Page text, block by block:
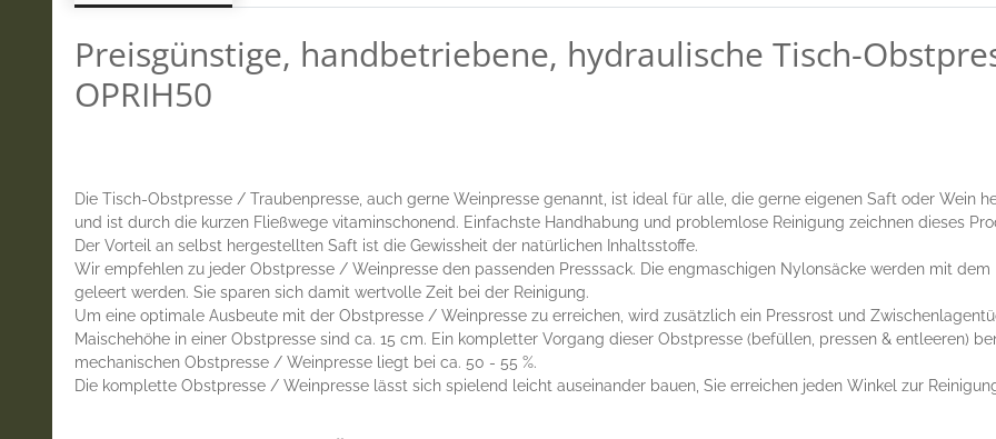
Preisgünstige, handbetriebene, hydraulische Tisch-
OPRIH50
Die Tisch-Obstpresse / Traubenpresse, auch gerne Weinpresse genannt, ist ideal für alle, die gerne eigenen Saft oder Wein
und ist durch die kurzen Fließwege vitaminschonend. Einfachste Handhabung und problemlose Reinigung zeichnen dieses
Der Vorteil an selbst hergestellten Saft ist die Gewissheit der natürlichen Inhaltsstoffe.
Wir empfehlen zu jeder Obstpresse / Weinpresse den passenden Presssack. Die engmaschigen Nylonsäcke werden mit
geleert werden. Sie sparen sich damit wertvolle Zeit bei der Reinigung.
Um eine optimale Ausbeute mit der Obstpresse / Weinpresse zu erreichen, wird zusätzlich ein Pressrost und
Maischehöhe in einer Obstpresse sind ca. 15 cm. Ein kompletter Vorgang dieser Obstpresse (befüllen, pressen & entleeren)
mechanischen Obstpresse / Weinpresse liegt bei ca. 50 - 55 %.
Die komplette Obstpresse / Weinpresse lässt sich spielend leicht auseinander bauen, Sie erreichen jeden Winkel zur